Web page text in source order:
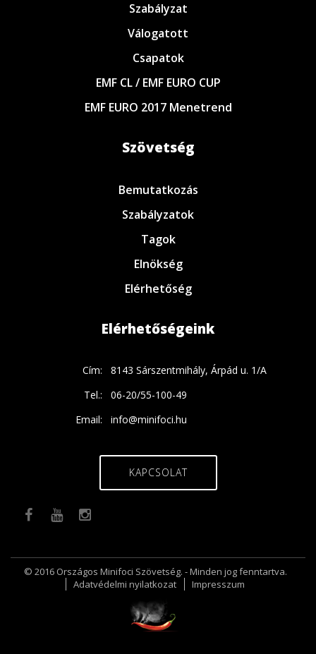
Szabályzat
Válogatott
Csapatok
EMF CL / EMF EURO CUP
EMF EURO 2017 Menetrend
Szövetség
Bemutatkozás
Szabályzatok
Tagok
Elnökség
Elérhetőség
Elérhetőségeink
Cím:
8143 Sárszentmihály, Árpád u. 1/A
Tel.:
06-20/55-100-49
Email:
info@minifoci.hu
KAPCSOLAT
© 2016 Országos Minifoci Szövetség. - Minden jog fenntartva.
Adatvédelmi nyilatkozat
Impresszum